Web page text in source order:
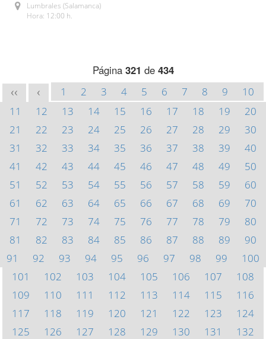
Lumbrales (Salamanca)
Hora: 12:00 h.
Página 321 de 434
<< < 1 2 3 4 5 6 7 8 9
10
11
12 13 14 15 16 17 18 19
20
21
22 23 24 25 26 27 28 29
30
31
32 33 34 35 36 37 38 39
40
41
42 43 44 45 46 47 48 49
50
51
52 53 54 55 56 57 58 59
60
61
62 63 64 65 66 67 68 69
70
71
72 73 74 75 76 77 78 79
80
81
82 83 84 85 86 87 88 89
90
91
92 93 94 95 96 97 98 99
100
101
102 103 104 105 106 107
108
109
110 111 112 113 114 115
116
117
118 119 120 121 122 123
124
125
126 127 128 129 130 131
132